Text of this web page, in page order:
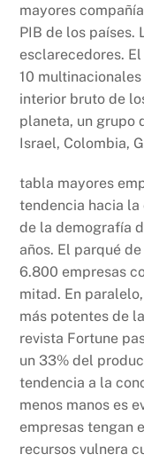
mayores
PIB de los países.
esclarecedores.
10
interior bruto de
planeta, un grupo
Israel, Colombia,
tabla mayores
tendencia hacia la
de la demografía
años. El parqué
6.800 empresas
mitad. En
más potentes de
revista Fortune
un 33% del
tendencia a la
menos manos es
empresas tengan
recursos vulnera